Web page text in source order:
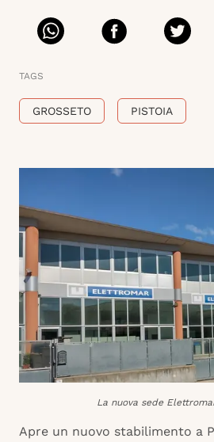
TAGS
GROSSETO PISTOIA
La nuova sede
Apre un nuovo stabilimento a